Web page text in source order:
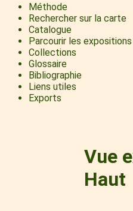
Méthode
Rechercher sur la carte
Catalogue
Parcourir les expositions
Collections
Glossaire
Bibliographie
Liens utiles
Exports
Vue
Haut